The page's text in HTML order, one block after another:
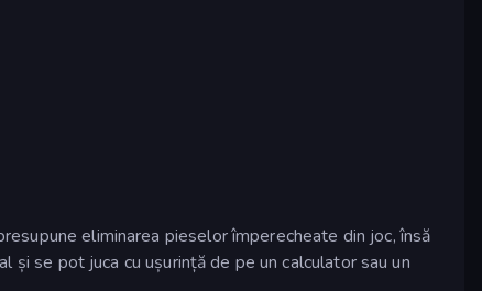
eliminarea pieselor împerecheate din joc, însă
se pot juca cu ușurință de pe un calculator sau un